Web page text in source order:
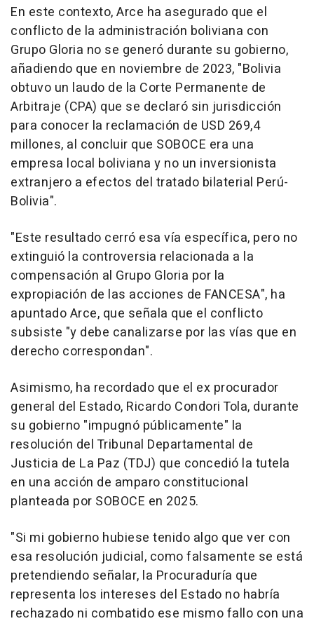
En este contexto, Arce ha asegurado que el
conflicto de la administración boliviana con
Grupo Gloria no se generó durante su gobierno,
añadiendo que en noviembre de 2023, "Bolivia
obtuvo un laudo de la Corte Permanente de
Arbitraje (CPA) que se declaró sin jurisdicción
para conocer la reclamación de USD 269,4
millones, al concluir que SOBOCE era una
empresa local boliviana y no un inversionista
extranjero a efectos del tratado bilaterial Perú-
Bolivia".
"Este resultado cerró esa vía específica, pero no
extinguió la controversia relacionada a la
compensación al Grupo Gloria por la
expropiación de las acciones de FANCESA", ha
apuntado Arce, que señala que el conflicto
subsiste "y debe canalizarse por las vías que en
derecho correspondan".
Asimismo, ha recordado que el ex procurador
general del Estado, Ricardo Condori Tola, durante
su gobierno "impugnó públicamente" la
resolución del Tribunal Departamental de
Justicia de La Paz (TDJ) que concedió la tutela
en una acción de amparo constitucional
planteada por SOBOCE en 2025.
"Si mi gobierno hubiese tenido algo que ver con
esa resolución judicial, como falsamente se está
pretendiendo señalar, la Procuraduría que
representa los intereses del Estado no habría
rechazado ni combatido ese mismo fallo con una